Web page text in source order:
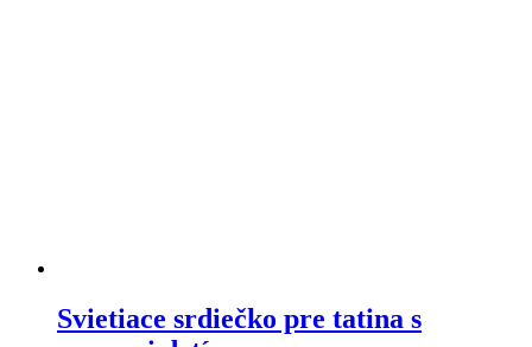
Svietiace srdiečko pre tatina s